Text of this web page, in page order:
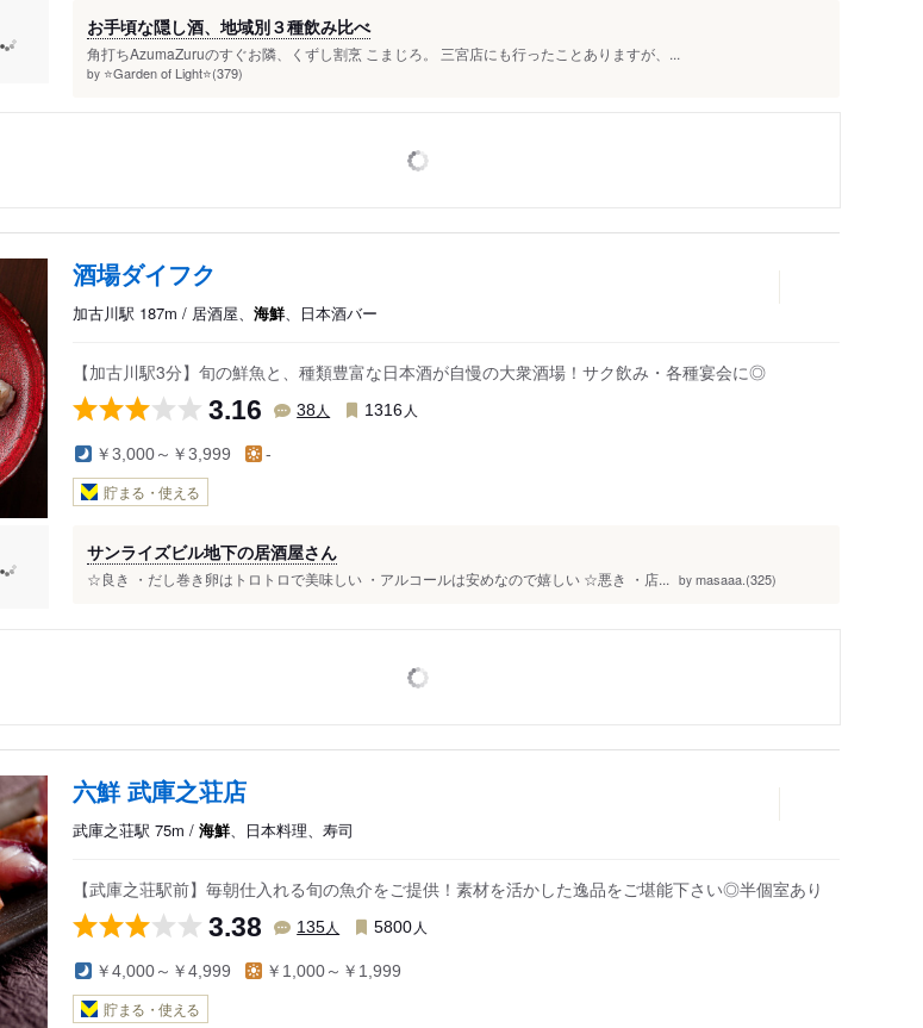
お手頃な隠し酒、地域別３種飲み比べ
角打ちAzumaZuruのすぐお隣、くずし割烹 こまじろ。 三宮店にも行ったことありますが、...
by ⭐️Garden of Light⭐️(379)
酒場ダイフク
加古川駅 187m / 居酒屋、 海鮮、日本酒バー
【加古川駅3分】旬の鮮魚と、種類豊富な日本酒が自慢の大衆酒場！サク飲み・各種宴会に◎
3.16 38人 1316 人
￥3,000～￥3,999 -
貯まる・使える
サンライズビル地下の居酒屋さん
☆良き ・だし巻き卵はトロトロで美味しい ・アルコールは安めなので嬉しい ☆悪き ・店... by masaaa.(325)
六鮮 武庫之荘店
武庫之荘駅 75m / 海鮮、日本料理、寿司
【武庫之荘駅前】毎朝仕入れる旬の魚介をご提供！素材を活かした逸品をご堪能下さい◎半個室あり
3.38 135人 5800 人
￥4,000～￥4,999 ￥1,000～￥1,999
貯まる・使える